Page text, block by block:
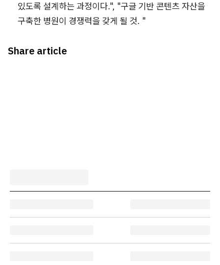
있도록 설계하는 과정이다.", "구글 기반 콘텐츠 자산을
구축한 병원이 경쟁력을 갖게 될 것. "
Share article